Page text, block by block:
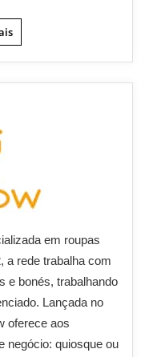
em roupas
a rede trabalha com
e bonés, trabalhando
Lançada no
oferece aos
negócio: quiosque ou